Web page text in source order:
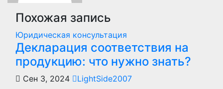
Похожая запись
Юридическая консультация
Декларация соответствия на
продукцию: что нужно знать?
Сен 3, 2024
LightSide2007